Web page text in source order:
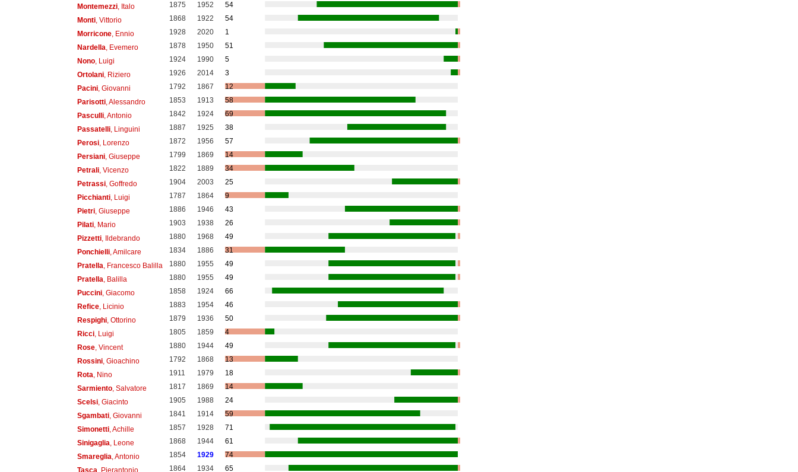
Montemezzi, Italo 1875 1952
54
Monti, Vittorio 1868 1922
54
Morricone, Ennio 1928 2020
1
Nardella , Evemero 1878 1950
51
Nono, Luigi 1924 1990
5
Ortolani, Riziero 1926 2014
3
Pacini, Giovanni 1792 1867
12
Parisotti, Alessandro 1853 1913
58
Pasculli, Antonio 1842 1924
69
Passatelli, Linguini 1887 1925
38
Perosi, Lorenzo 1872 1956
57
Persiani, Giuseppe 1799 1869
14
Petrali, Vicenzo 1822 1889
34
Petrassi, Goffredo 1904 2003
25
Picchianti, Luigi 1787 1864
9
Pietri, Giuseppe 1886 1946
43
Pilati, Mario 1903 1938
26
Pizzetti, Ildebrando 1880 1968
49
Ponchielli, Amilcare 1834 1886
31
Pratella , Francesco Balilla 1880 1955
49
Pratella , Balilla 1880 1955
49
Puccini, Giacomo 1858 1924
66
Refice, Licinio 1883 1954
46
Respighi, Ottorino 1879 1936
50
Ricci, Luigi 1805 1859
4
Rose, Vincent 1880 1944
49
Rossini, Gioachino 1792 1868
13
Rota , Nino 1911 1979
18
Sarmiento, Salvatore 1817 1869
14
Scelsi, Giacinto 1905 1988
24
Sgambati, Giovanni 1841 1914
59
Simonetti, Achille 1857 1928
71
Sinigaglia , Leone 1868 1944
61
Smareglia , Antonio 1854 1929
74
Tasca , Pierantonio 1864 1934 65